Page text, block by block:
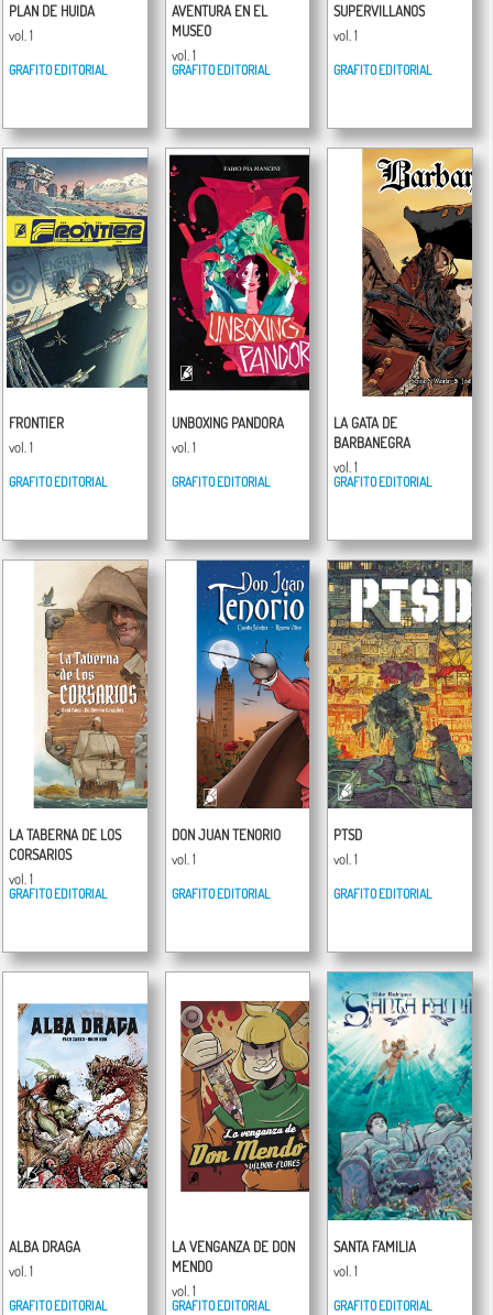
PLAN DE HUIDA
vol. 1
GRAFITO EDITORIAL
AVENTURA EN EL
MUSEO
vol. 1
GRAFITO EDITORIAL
SUPERVILLANOS
vol. 1
GRAFITO EDITORIAL
FRONTIER
vol. 1
GRAFITO EDITORIAL
UNBOXING PANDORA
vol. 1
GRAFITO EDITORIAL
LA GATA DE
BARBANEGRA
vol. 1
GRAFITO EDITORIAL
LA TABERNA DE LOS
CORSARIOS
vol. 1
GRAFITO EDITORIAL
DON JUAN TENORIO
vol. 1
GRAFITO EDITORIAL
PTSD
vol. 1
GRAFITO EDITORIAL
ALBA DRAGA
vol. 1
GRAFITO EDITORIAL
LA VENGANZA DE DON
MENDO
vol. 1
GRAFITO EDITORIAL
SANTA FAMILIA
vol. 1
GRAFITO EDITORIAL